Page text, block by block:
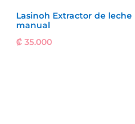
Lasinoh Extractor de leche
manual
₡35.000